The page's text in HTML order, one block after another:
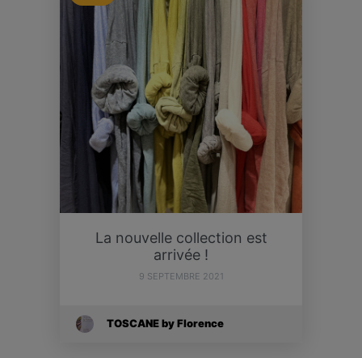
La nouvelle collection est
arrivée !
9 SEPTEMBRE 2021
TOSCANE by Florence